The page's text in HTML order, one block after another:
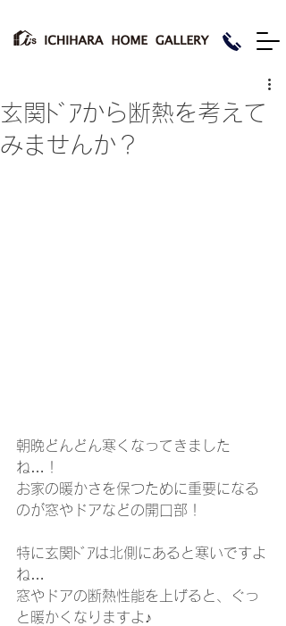
玄関ﾄﾞｱから断熱を考えて
みませんか？
朝晩どんどん寒くなってきました
ね…！
お家の暖かさを保つために重要になる
のが窓やドアなどの開口部！
特に玄関ﾄﾞｱは北側にあると寒いですよ
ね…
窓やドアの断熱性能を上げると、ぐっ
と暖かくなりますよ♪